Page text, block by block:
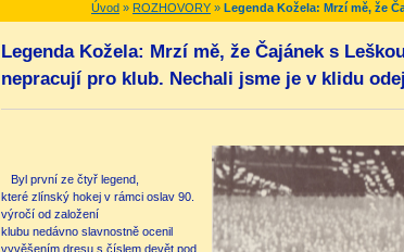
Úvod » ROZHOVORY » Legenda Kožela: Mrzí mě, že
Legenda Kožela: Mrzí mě, že Čajánek s
nepracují pro klub. Nechali jsme je v klidu
Byl první ze čtyř legend,
které zlínský hokej v rámci oslav 90.
výročí od založení
klubu nedávno slavnostně ocenil
vyvěšením dresu s číslem devět pod